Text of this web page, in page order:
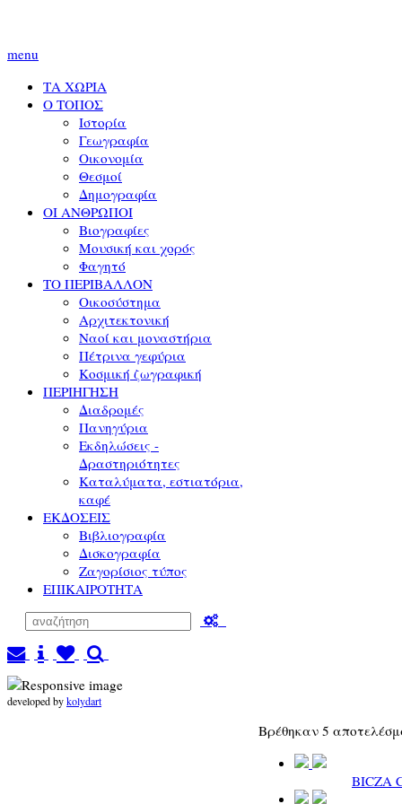
menu
ΤΑ ΧΩΡΙΑ
Ο ΤΟΠΟΣ
Ιστορία
Γεωγραφία
Οικονομία
Θεσμοί
Δημογραφία
ΟΙ ΑΝΘΡΩΠΟΙ
Βιογραφίες
Μουσική και χορός
Φαγητό
ΤΟ ΠΕΡΙΒΑΛΛΟΝ
Οικοσύστημα
Αρχιτεκτονική
Ναοί και μοναστήρια
Πέτρινα γεφύρια
Κοσμική ζωγραφική
ΠΕΡΙΗΓΗΣΗ
Διαδρομές
Πανηγύρια
Εκδηλώσεις -
Δραστηριότητες
Καταλύματα, εστιατόρια,
καφέ
ΕΚΔΟΣΕΙΣ
Βιβλιογραφία
Δισκογραφία
Ζαγορίσιος τύπος
ΕΠΙΚΑΙΡΟΤΗΤΑ
developed bykolydart
Βρέθηκαν 5
BICZA